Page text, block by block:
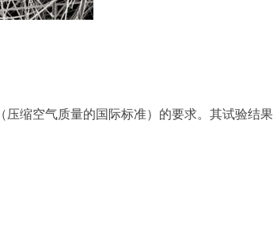
缩空气质量的国际标准）的要求。其试验结